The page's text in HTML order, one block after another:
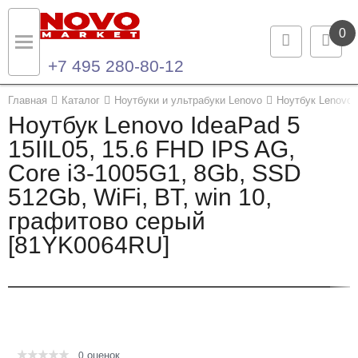
0
+7 495 280-80-12
Главная Каталог Ноутбуки и ультрабуки Lenovo Ноутбук
Ноутбук Lenovo IdeaPad 5
15IIL05, 15.6 FHD IPS AG,
Core i3-1005G1, 8Gb, SSD
512Gb, WiFi, BT, win 10,
графитово серый
[81YK0064RU]
0 оценок
Назад
Каталог продукции
Ноутбуки и ультрабуки
Компьютеры
Моноблоки
Назад
Контакты
Контактная информация